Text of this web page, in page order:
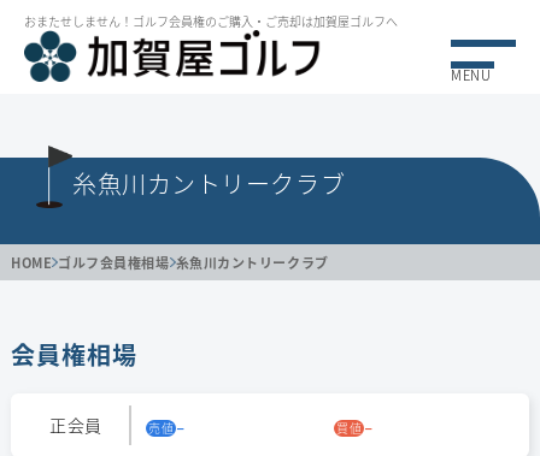
おまたせしません！ゴルフ会員権のご購⼊・ご売却は加賀屋ゴルフへ
MENU
糸魚川カントリークラブ
HOME ゴルフ会員権相場 糸魚川カントリークラブ
会員権相場
正会員 売値- 買値-